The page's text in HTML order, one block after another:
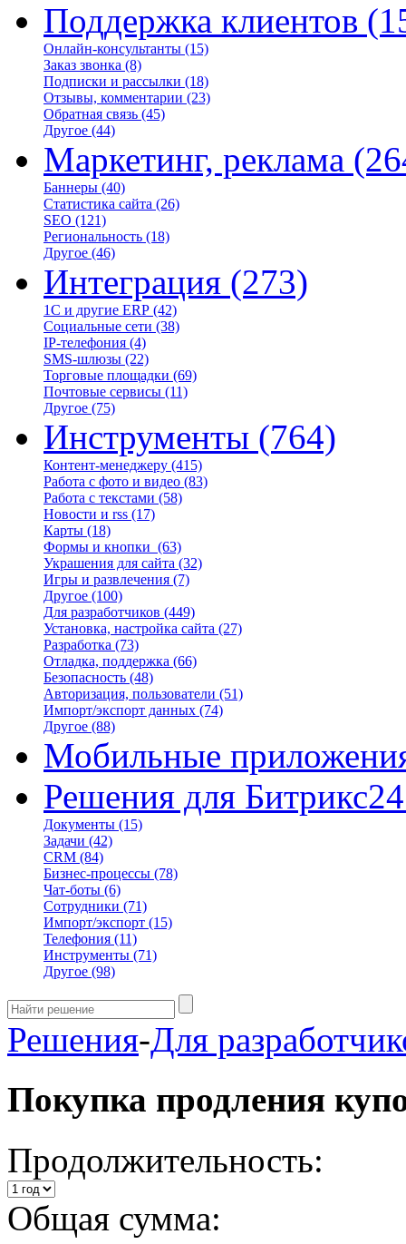
Поддержка клиентов
Онлайн-консультанты (15)
Заказ звонка (8)
Подписки и рассылки (18)
Отзывы, комментарии (23)
Обратная связь (45)
Другое (44)
Маркетинг, реклама
Баннеры (40)
Статистика сайта (26)
SEO (121)
Региональность (18)
Другое (46)
Интеграция (273)
1С и другие ERP (42)
Социальные сети (38)
IP-телефония (4)
SMS-шлюзы (22)
Торговые площадки (69)
Почтовые сервисы (11)
Другое (75)
Инструменты (764)
Контент-менеджеру (415)
Работа с фото и видео (83)
Работа с текстами (58)
Новости и rss (17)
Карты (18)
Формы и кнопки (63)
Украшения для сайта (32)
Игры и развлечения (7)
Другое (100)
Для разработчиков (449)
Установка, настройка сайта (27)
Разработка (73)
Отладка, поддержка (66)
Безопасность (48)
Авторизация, пользователи (51)
Импорт/экспорт данных (74)
Другое (88)
Мобильные
Решения для Битрикс24
Документы (15)
Задачи (42)
CRM (84)
Бизнес-процессы (78)
Чат-боты (6)
Сотрудники (71)
Импорт/экспорт (15)
Телефония (11)
Инструменты (71)
Другое (98)
Решения-Для
Покупка продления
Продолжительность:
Общая сумма: